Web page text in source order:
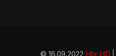
© 16.09.2022 Hbr HD